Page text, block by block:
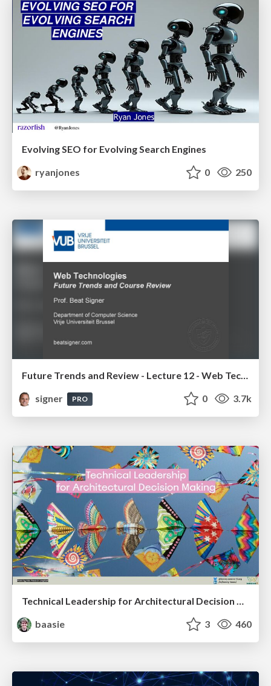
Evolving SEO for Evolving Search Engines
ryanjones
0 250
Future Trends and Review - Lecture 12 - Web Technologies (1019888BNR)
signer
PRO 0 3.7k
Technical Leadership for Architectural Decision Making
baasie
3 460